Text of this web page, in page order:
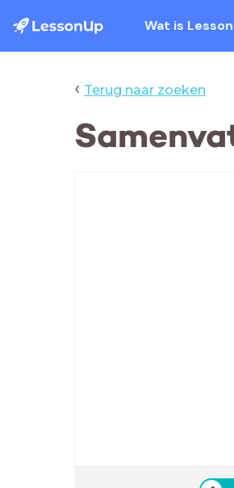
Wat is
‹ Terug naar zoeken